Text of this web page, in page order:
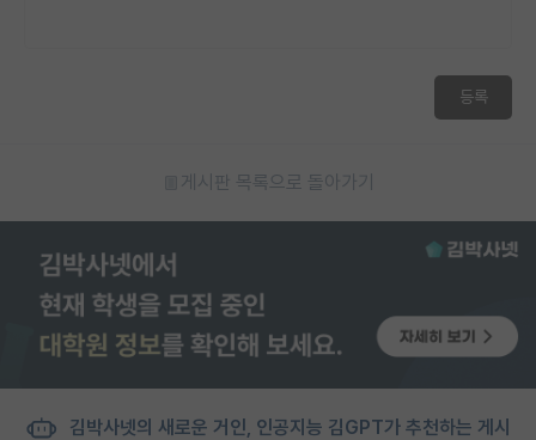
등록
게시판 목록으로 돌아가기
김박사넷의 새로운 거인, 인공지능 김GPT가 추천하는 게시